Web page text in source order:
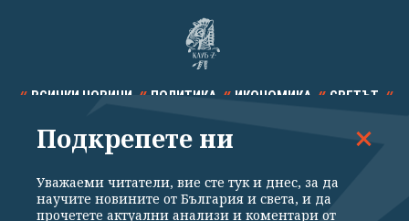
ВСИЧКИ НОВИНИ ПОЛИТИКА ИКОНОМИКА СВЕТЪТ
СПОРТ КУЛТУРА ТЕХНОЛОГИИ КАЛЕЙДОСКОП
Подкрепете ни
Уважаеми читатели, вие сте тук и днес, за да
научите новините от България и света, и да
прочетете актуални анализи и коментари от